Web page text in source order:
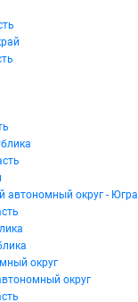
автономный округ - Югра
округ
округ